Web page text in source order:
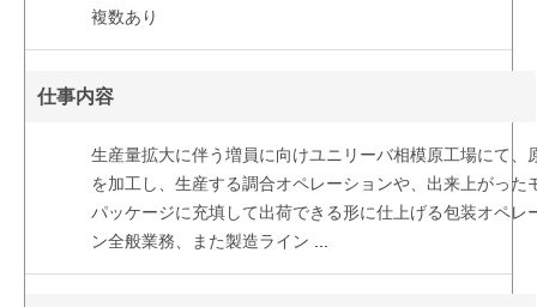
複数あり
仕事内容
生産量拡大に伴う増員に向けユニリーバ相模原工場にて、
を加工し、生産する調合オペレーションや、出来上がった
パッケージに充填して出荷できる形に仕上げる包装オペレ
ン全般業務、また製造ライン